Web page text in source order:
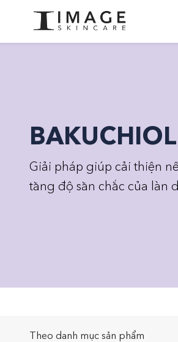
BAKUCHIOL
Giải pháp giúp cải thiện
tăng độ săn chắc của làn
Theo danh mục sản phẩm